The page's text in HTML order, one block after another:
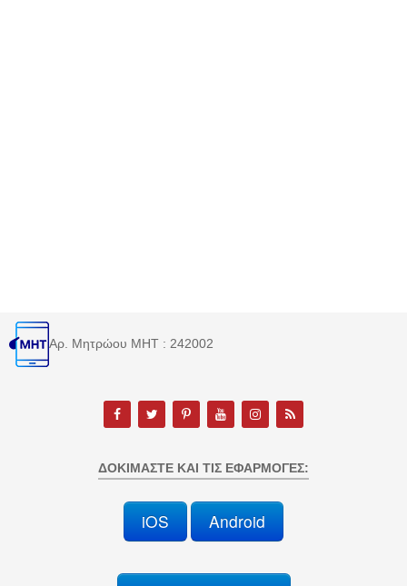
Αρ. Μητρώου MHT : 242002
ΔΟΚΙΜΆΣΤΕ ΚΑΙ ΤΙΣ ΕΦΑΡΜΟΓΈΣ:
iOS Android